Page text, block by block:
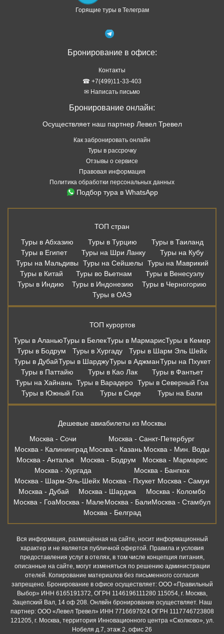
Горящие туры в Телеграм
Бронирование в офисе:
Контакты
☎ +7(499)11-33-403
✉ Написать письмо
Бронирование онлайн:
Осуществляет наш партнер Левел Тревел
Как забронировать онлайн
Туры в рассрочку
Отзывы о сервисе
Правовая информация
Политика обработки персональных данных
Подбор тура в WhatsApp
ТОП стран
Туры в Абхазию
Туры в Турцию
Туры в Таиланд
Туры в Египет
Туры на Шри Ланку
Туры на Кубу
Туры на Мальдивы
Туры на Сейшелы
Туры на Маврикий
Туры в Китай
Туры во Вьетнам
Туры в Венесуэлу
Туры в Индию
Туры в Индонезию
Туры в Черногорию
Туры в ОАЭ
ТОП курортов
Туры в АланьюТуры в БелекТуры в МармарисТуры в Кемер
Туры в Бодрум
Туры в Хургаду
Туры в Шарм Эль Шейх
Туры в ДубайТуры в ШарджуТуры в АджманТуры на Пхукет
Туры в Паттайю
Туры в Као Лак
Туры в Фантьет
Туры на Хайнань Туры в Варадеро Туры в Северный Гоа
Туры в Южный Гоа
Туры в Сиде Туры на Бали
Дешевые авиабилеты из Москвы
Москва - Сочи
Москва - Санкт-Петербург
Москва - Калининград Москва - Казань Москва - Мин. Воды
Москва - Анталья
Москва - Бодрум
Москва - Мармарис
Москва - Хургада
Москва - Бангкок
Москва - Шарм-Эль-Шейх Москва - Пхукет Москва - Самуи
Москва - Дубай
Москва - Шарджа
Москва - Коломбо
Москва - ГоаМосква - МалеМосква - БалиМосква - Стамбул
Москва - Белград
Вся информация, размещённая на сайте, носит информационный
характер и не является публичной офертой. Правила и условия
предоставления услуг в отелях, в том числе концепция питания,
описанные на сайте, могут изменяться по решению администрации
отелей. Копирование материалов без письменного согласия
запрещено. Бронирование в офисе осуществляет: ООО «Правильный
Выбор» ИНН 6165191372, ОГРН 1146196111280 115054, г. Москва,
Зацепский Вал, 14 оф 208. Онлвйн бронирование осуществляет. Наш
партнер: ООО «Левел Тревел» ИНН 7716697924 ОГРН 1117746723808
121205, г. Москва, территория Инновационного центра «Сколково», ул.
Нобеля д.7, этаж 2, офис 26